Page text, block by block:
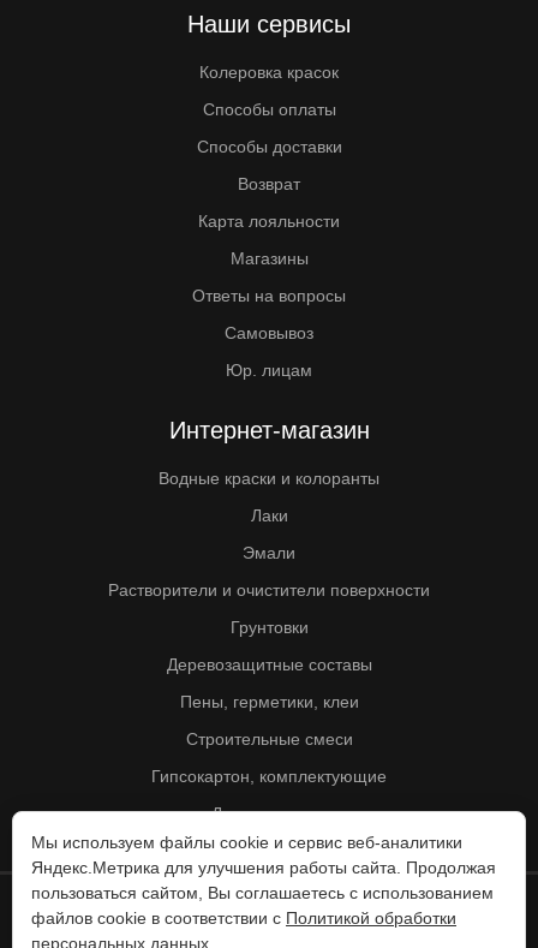
Наши сервисы
Колеровка красок
Способы оплаты
Способы доставки
Возврат
Карта лояльности
Магазины
Ответы на вопросы
Самовывоз
Юр. лицам
Интернет-магазин
Водные краски и колоранты
Лаки
Эмали
Растворители и очистители поверхности
Грунтовки
Деревозащитные составы
Пены, герметики, клеи
Строительные смеси
Гипсокартон, комплектующие
Другие товары
© Колорит 1995 - 2026
Мы используем файлы cookie и сервис веб-аналитики
Яндекс.Метрика для улучшения работы сайта. Продолжая
пользоваться сайтом, Вы соглашаетесь с использованием
файлов cookie в соответствии с Политикой обработки
персональных данных